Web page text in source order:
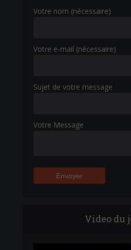
Votre nom (nécessaire)
Votre e-mail (nécessaire)
Sujet de votre message
Votre Message
Video du